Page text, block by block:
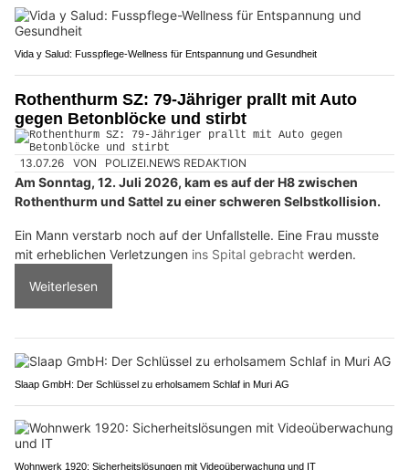
Vida y Salud: Fusspflege-Wellness für Entspannung und Gesundheit
Rothenthurm SZ: 79-Jähriger prallt mit Auto
gegen Betonblöcke und stirbt
13.07.26 VON POLIZEI.NEWS REDAKTION
Am Sonntag, 12. Juli 2026, kam es auf der H8 zwischen
Rothenthurm und Sattel zu einer schweren Selbstkollision.
Ein Mann verstarb noch auf der Unfallstelle. Eine Frau musste
mit erheblichen Verletzungen ins Spital gebracht werden.
Weiterlesen
Slaap GmbH: Der Schlüssel zu erholsamem Schlaf in Muri AG
Wohnwerk 1920: Sicherheitslösungen mit Videoüberwachung und IT